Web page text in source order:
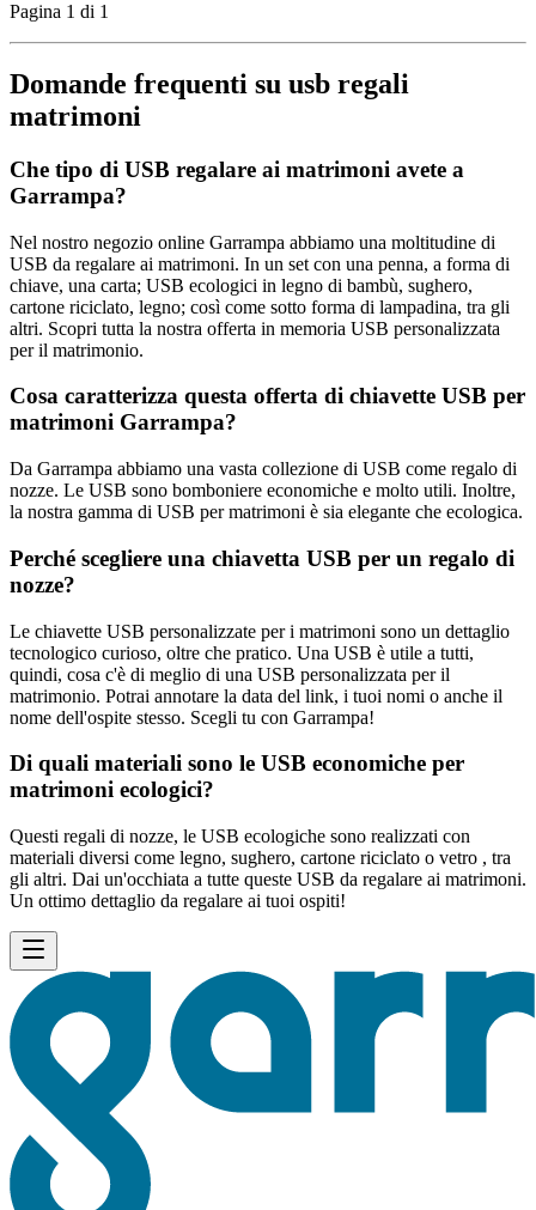
Pagina 1 di 1
Domande frequenti su usb regali
matrimoni
Che tipo di USB regalare ai matrimoni avete a
Garrampa?
Nel nostro negozio online Garrampa abbiamo una moltitudine di
USB da regalare ai matrimoni. In un set con una penna, a forma di
chiave, una carta; USB ecologici in legno di bambù, sughero,
cartone riciclato, legno; così come sotto forma di lampadina, tra gli
altri. Scopri tutta la nostra offerta in memoria USB personalizzata
per il matrimonio.
Cosa caratterizza questa offerta di chiavette USB per
matrimoni Garrampa?
Da Garrampa abbiamo una vasta collezione di USB come regalo di
nozze. Le USB sono bomboniere economiche e molto utili. Inoltre,
la nostra gamma di USB per matrimoni è sia elegante che ecologica.
Perché scegliere una chiavetta USB per un regalo di
nozze?
Le chiavette USB personalizzate per i matrimoni sono un dettaglio
tecnologico curioso, oltre che pratico. Una USB è utile a tutti,
quindi, cosa c'è di meglio di una USB personalizzata per il
matrimonio. Potrai annotare la data del link, i tuoi nomi o anche il
nome dell'ospite stesso. Scegli tu con Garrampa!
Di quali materiali sono le USB economiche per
matrimoni ecologici?
Questi regali di nozze, le USB ecologiche sono realizzati con
materiali diversi come legno, sughero, cartone riciclato o vetro , tra
gli altri. Dai un'occhiata a tutte queste USB da regalare ai matrimoni.
Un ottimo dettaglio da regalare ai tuoi ospiti!